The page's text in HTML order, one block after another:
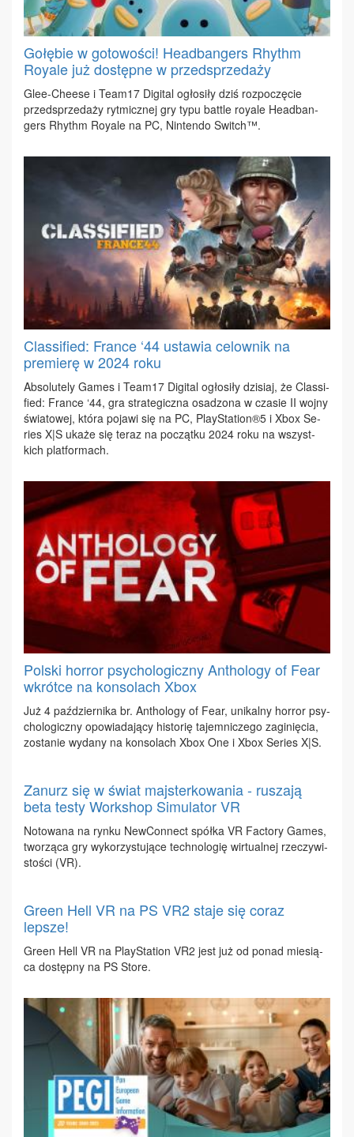
Gołębie w gotowości! Headbangers Rhythm
Royale już dostępne w przedsprzedaży
Glee-Che­ese i Te­am17 Di­gi­tal ogło­si­ły dziś roz­po­czę­cie
przed­sprze­da­ży ryt­micz­nej gry ty­pu bat­tle roy­ale He­ad­ban­
gers Rhy­thm Roy­ale na PC, Nin­ten­do Switch™.
Classified: France ‘44 ustawia celownik na
premierę w 2024 roku
Ab­so­lu­te­ly Ga­mes i Te­am17 Di­gi­tal ogło­si­ły dzi­siaj, że Clas­si­
fied: Fran­ce ‘44, gra stra­te­gicz­na osa­dzo­na w cza­sie II woj­ny
świa­to­wej, któ­ra po­ja­wi się na PC, Play­Sta­tion®5 i Xbox Se­
ries X|S uka­że się te­raz na po­cząt­ku 2024 ro­ku na wszyst­
kich plat­for­mach.
Polski horror psychologiczny Anthology of Fear
wkrótce na konsolach Xbox
Już 4 paź­dzier­ni­ka br. An­tho­lo­gy of Fe­ar, uni­kal­ny hor­ror psy­
cho­lo­gicz­ny opo­wia­da­ją­cy hi­sto­rię ta­jem­ni­cze­go za­gi­nię­cia,
zo­sta­nie wy­da­ny na kon­so­lach Xbox One i Xbox Se­ries X|S.
Zanurz się w świat majsterkowania - ruszają
beta testy Workshop Simulator VR
No­to­wa­na na ryn­ku New­Con­nect spół­ka VR Fac­to­ry Ga­mes,
two­rzą­ca gry wy­ko­rzy­stu­ją­ce tech­no­lo­gię wir­tu­al­nej rze­czy­wi­
sto­ści (VR).
Green Hell VR na PS VR2 staje się coraz
lepsze!
Gre­en Hell VR na Play­Sta­tion VR2 jest już od po­nad mie­sią­
ca do­stęp­ny na PS Sto­re.